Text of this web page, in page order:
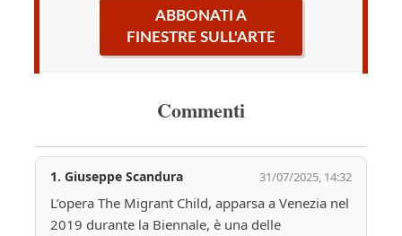
ABBONATI A
FINESTRE SULL'ARTE
Commenti
1. Giuseppe Scandura 31/07/2025, 14:32
L’opera The Migrant Child, apparsa a Venezia nel
2019 durante la Biennale, è una delle